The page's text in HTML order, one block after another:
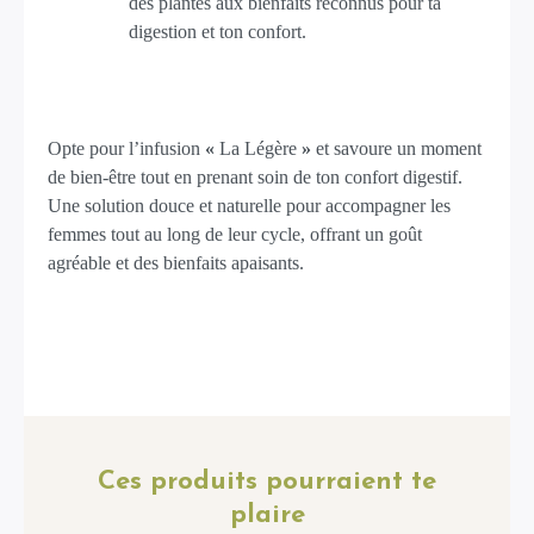
digestion et ton confort.
Opte pour l’infusion « La Légère » et savoure un moment
de bien-être tout en prenant soin de ton confort digestif.
Une solution douce et naturelle pour accompagner les
femmes tout au long de leur cycle, offrant un goût
agréable et des bienfaits apaisants.
Ces produits pourraient te
plaire